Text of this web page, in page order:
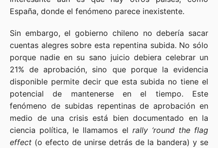
España, donde el fenómeno parece inexistente.
Sin embargo, el gobierno chileno no debería sacar
cuentas alegres sobre esta repentina subida. No sólo
porque nadie en su sano juicio debiera celebrar un
21% de aprobación, sino que porque la evidencia
disponible permite decir que esta subida no tiene el
potencial de mantenerse en el tiempo. Este
fenómeno de subidas repentinas de aprobación en
medio de una crisis está bien documentado en la
ciencia política, le llamamos el rally ‘round the flag
effect (o efecto de unirse detrás de la bandera) y se